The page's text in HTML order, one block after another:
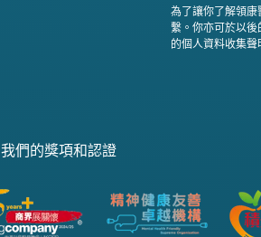
為了讓你了解領
繫。你亦可於以
的個人資料收集
我們的獎項和認證